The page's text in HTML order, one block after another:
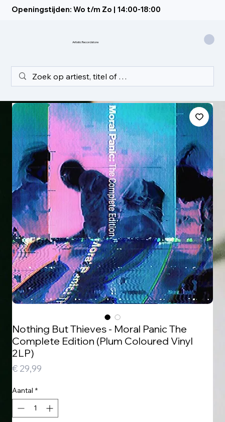
Openingstijden: Wo t/m Zo | 14:00-18:00
Artistic Recordstore
Nothing But Thieves - Moral Panic The
Complete Edition (Plum Coloured Vinyl
2LP)
€ 29,99
Aantal *